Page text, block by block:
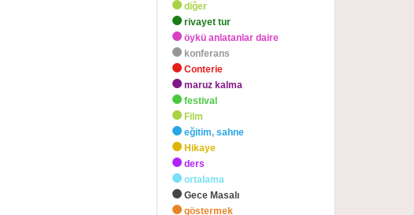
diğer
rivayet tur
öykü anlatanlar daire
konferans
Conterie
maruz kalma
festival
Film
eğitim, sahne
Hikaye
ders
ortalama
Gece Masalı
göstermek